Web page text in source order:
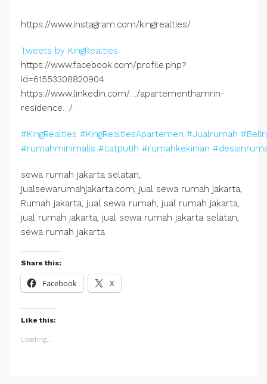
https://www.instagram.com/kingrealties/
Tweets by KingRealties
https://www.facebook.com/profile.php?
id=61553308820904
https://www.linkedin.com/…/apartementhamrin-
residence…/
#KingRealties #KingRealtiesApartemen #Jualrumah
#rumahminimalis #catputih #rumahkekinian
sewa rumah jakarta selatan,
jualsewarumahjakarta.com, jual sewa rumah jakarta,
Rumah jakarta, jual sewa rumah, jual rumah jakarta,
jual rumah jakarta, jual sewa rumah jakarta selatan,
sewa rumah jakarta
Share this:
Facebook X
Like this:
Loading...